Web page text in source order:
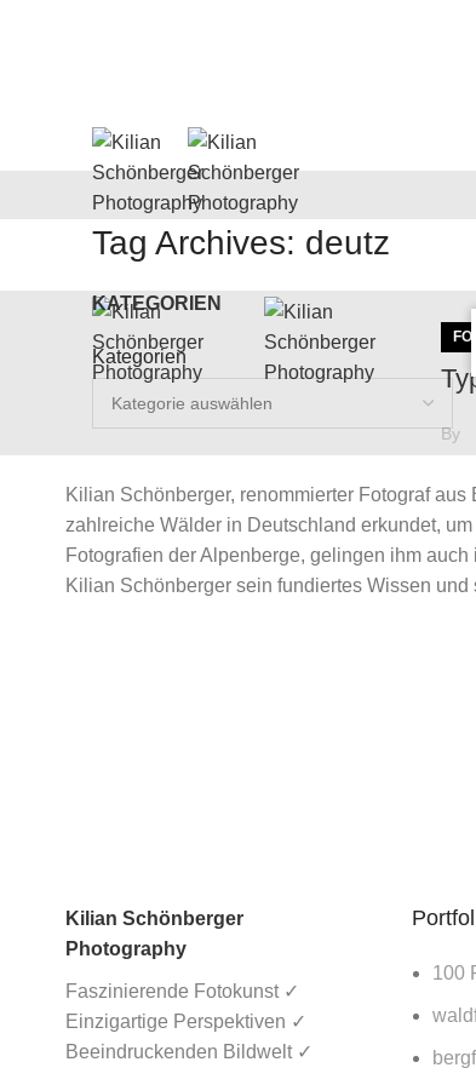
Tag Archives: deutz
By
KATEGORIEN
Kategorien
NEUESTE ARTIKEL
Deutsche Post: Gewinnt ein KI Bild
einen Fotowettbewerb und wird auf 1,3
Millionen Briefmarken gedruckt?
16. März 2026 No Comments
Kilian Schönberger, renommierter Fotograf
zahlreiche Wälder in Deutschland erkundet,
Fotografien der Alpenberge, gelingen ihm
Kilian Schönberger sein fundiertes Wissen
Kilian Schönberger
Photography
Faszinierende Fotokunst ✓
Einzigartige Perspektiven ✓
Beeindruckenden Bildwelt ✓
100